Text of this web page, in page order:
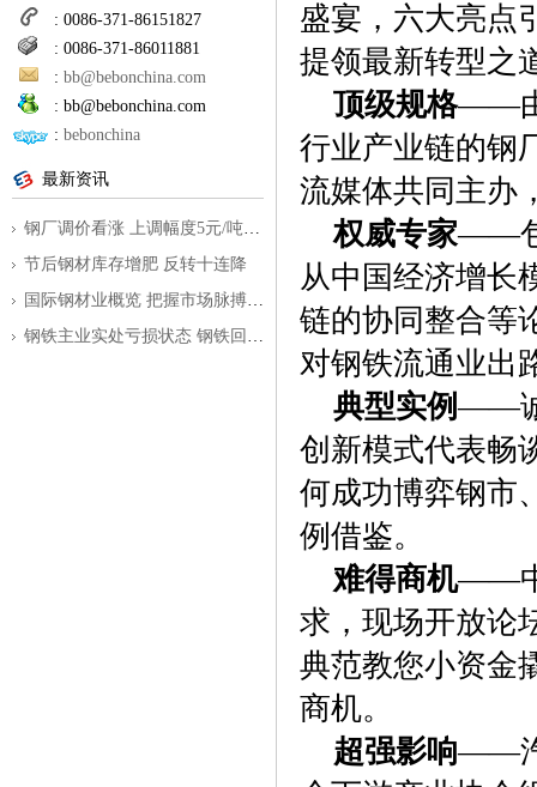
: 0086-371-86151827
: 0086-371-86011881
: bb@bebonchina.com
: bb@bebonchina.com
: bebonchina
最新资讯
钢厂调价看涨 上调幅度5元/吨到350元/
节后钢材库存增肥 反转十连降
国际钢材业概览 把握市场脉搏为外贸指
钢铁主业实处亏损状态 钢铁回暖之路仍
盛宴，六大亮点
提领最新转型之
顶级规格——由
行业产业链的钢
流媒体共同主办
权威专家——包
从中国经济增长
链的协同整合等
对钢铁流通业出
典型实例——
创新模式代表畅
何成功博弈钢市
例借鉴。
难得商机——中
求，现场开放论
典范教您小资金
商机。
超强影响——汽